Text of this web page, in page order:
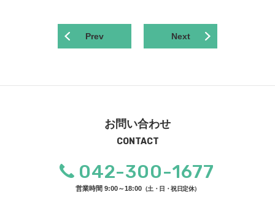
Prev Next
お問い合わせ
CONTACT
042-300-1677
営業時間 9:00～18:00（土・日・祝日定休）